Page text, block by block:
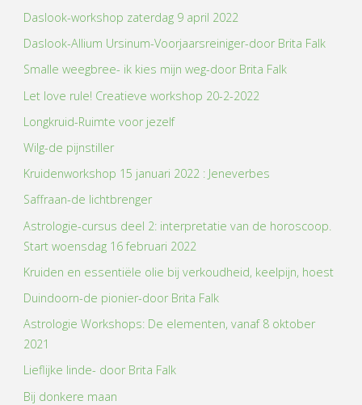
Daslook-workshop zaterdag 9 april 2022
Daslook-Allium Ursinum-Voorjaarsreiniger-door Brita Falk
Smalle weegbree- ik kies mijn weg-door Brita Falk
Let love rule! Creatieve workshop 20-2-2022
Longkruid-Ruimte voor jezelf
Wilg-de pijnstiller
Kruidenworkshop 15 januari 2022 : Jeneverbes
Saffraan-de lichtbrenger
Astrologie-cursus deel 2: interpretatie van de horoscoop.
Start woensdag 16 februari 2022
Kruiden en essentiële olie bij verkoudheid, keelpijn, hoest
Duindoorn-de pionier-door Brita Falk
Astrologie Workshops: De elementen, vanaf 8 oktober
2021
Lieflijke linde- door Brita Falk
Bij donkere maan